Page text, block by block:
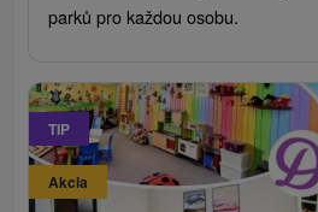
parků pro každou osobu.
TIP
Akcia